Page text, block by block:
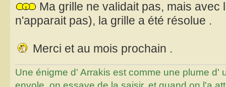
Ma grille ne validait pas, mais avec
n'apparait pas), la grille a été résolue .
Merci et au mois prochain .
Une énigme d' Arrakis est comme une plume d'